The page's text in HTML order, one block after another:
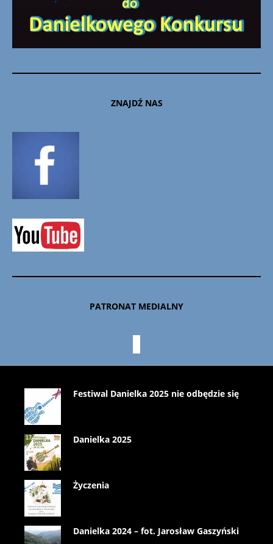
ZNAJDŹ NAS
PATRONAT MEDIALNY
Festiwal Danielka 2025 nie odbędzie się
Danielka 2025
Życzenia
Danielka 2024 – fot. Jarosław Gaszyński